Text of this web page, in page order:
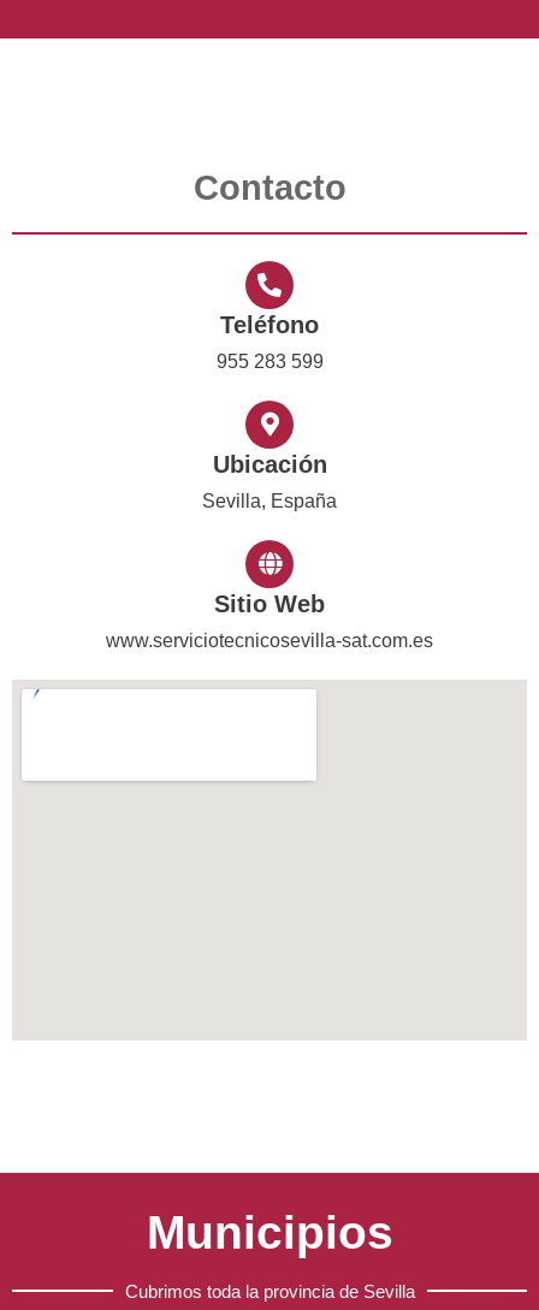
Contacto
Teléfono
955 283 599
Ubicación
Sevilla, España
Sitio Web
www.serviciotecnicosevilla-sat.com.es
Municipios
Cubrimos toda la provincia de Sevilla